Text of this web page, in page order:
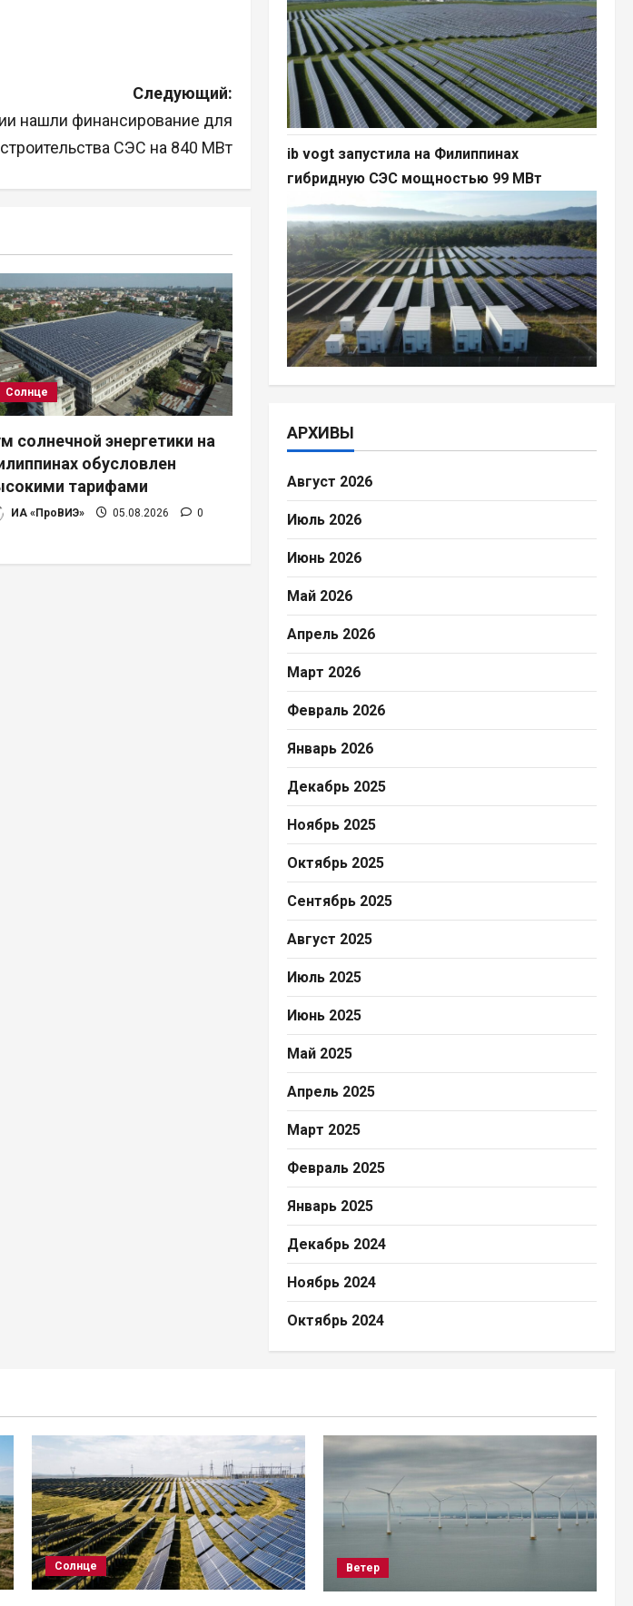
Следующий:
нашли финансирование для
строительства СЭС на 840 МВт
Солнце
солнечной энергетики на
обусловлен
тарифами
ИА «ПроВИЭ» 05.08.2026 0
ib vogt запустила на Филиппинах
гибридную СЭС мощностью 99 МВт
АРХИВЫ
Август 2026
Июль 2026
Июнь 2026
Май 2026
Апрель 2026
Март 2026
Февраль 2026
Январь 2026
Декабрь 2025
Ноябрь 2025
Октябрь 2025
Сентябрь 2025
Август 2025
Июль 2025
Июнь 2025
Май 2025
Апрель 2025
Март 2025
Февраль 2025
Январь 2025
Декабрь 2024
Ноябрь 2024
Октябрь 2024
Солнце Ветер